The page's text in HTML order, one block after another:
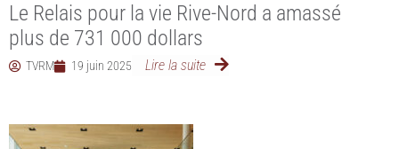
Le Relais pour la vie Rive-Nord a amassé
plus de 731 000 dollars
TVRM 19 juin 2025 Lire la suite